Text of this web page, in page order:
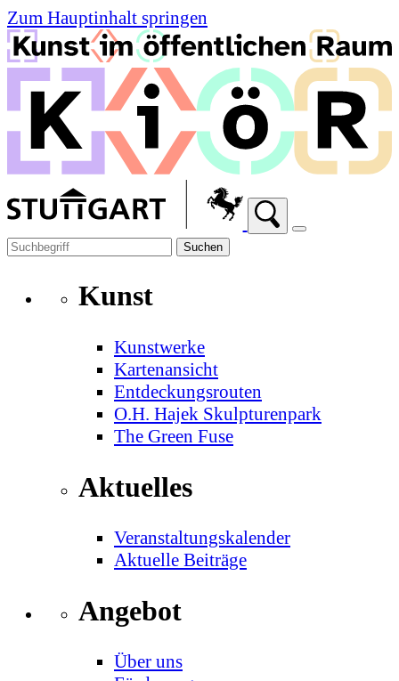
Zum Hauptinhalt springen
Suchen
Kunst
Kunstwerke
Kartenansicht
Entdeckungsrouten
O.H. Hajek Skulpturenpark
The Green Fuse
Aktuelles
Veranstaltungskalender
Aktuelle Beiträge
Angebot
Über uns